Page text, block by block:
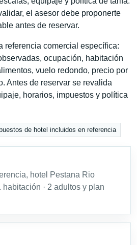
el asesor debe proponerte
antes de reservar.
referencia comercial específica:
ocupación, habitación
vuelo redondo, precio por
Antes de reservar se revalida
horarios, impuestos y política
de hotel incluidos en referencia
hotel Pestana Rio
· 2 adultos y plan